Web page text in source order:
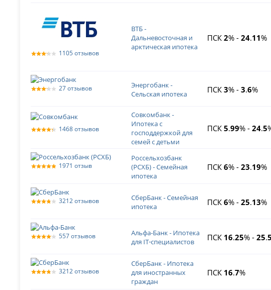
1105 отзывов
ВТБ -
Дальневосточная и
арктическая ипотека
ПСК 2% - 24.11%
27 отзывов
Энергобанк -
Сельская ипотека
ПСК 3% - 3.6%
1468 отзывов
Совкомбанк -
Ипотека с
господдержкой для
семей с детьми
ПСК 5.99% - 24.5
1971 отзыв
Россельхозбанк
(РСХБ) - Семейная
ипотека
ПСК 6% - 23.19%
3212 отзывов
СберБанк - Семейная
ипотека
ПСК 6% - 25.13%
557 отзывов
Альфа-Банк - Ипотека
для IT‑специалистов
ПСК 16.25% - 25.
3212 отзывов
СберБанк - Ипотека
для иностранных
граждан
ПСК 16.7%